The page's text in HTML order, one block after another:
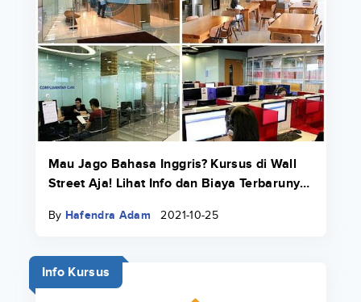
Mau Jago Bahasa Inggris? Kursus di Wall
Street Aja! Lihat Info dan Biaya Terbarunya
By Hafendra Adam 2021-10-25
Info Kursus